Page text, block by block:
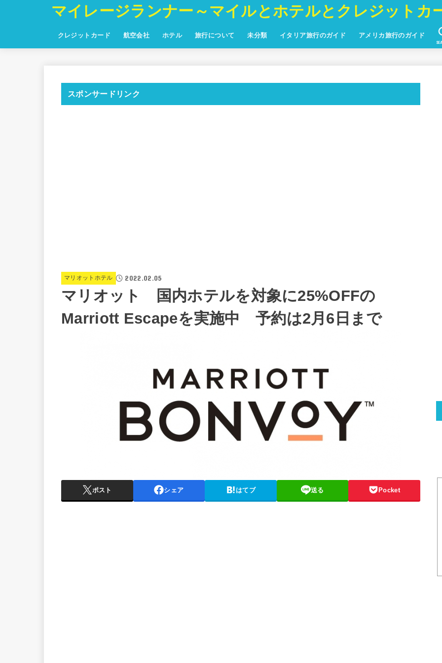
マイレージランナー～マイルとホテルとクレジットカ
クレジットカード 航空会社 ホテル 旅行について 未分類 イタリア旅行のガイド アメリカ旅行のガイド
スポンサードリンク
マリオットホテル 2022.02.05
マリオット 国内ホテルを対象に25%OFFの
Marriott Escapeを実施中 予約は2月6日まで
ポスト シェア はてブ 送る Pocket